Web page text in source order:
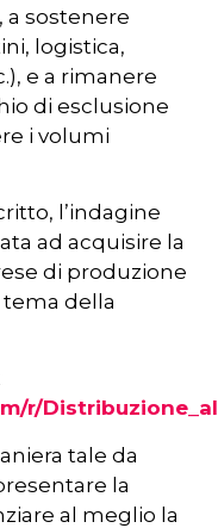
sostenere
logistica,
e a rimanere
di esclusione
i volumi
l’indagine
ad acquisire la
di produzione
della
r/
tale da
la
al meglio la